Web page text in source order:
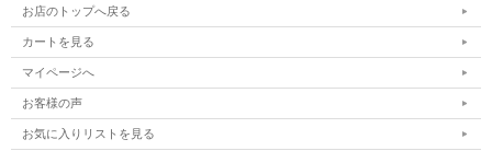
お店のトップへ戻る
カートを見る
マイページへ
お客様の声
お気に入りリストを見る